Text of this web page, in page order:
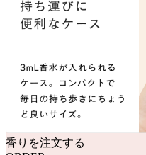
香りを注文する